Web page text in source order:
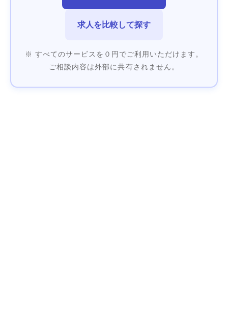
求人を比較して探す
※ すべてのサービスを０円でご利用いただけます。
ご相談内容は外部に共有されません。